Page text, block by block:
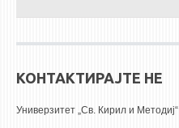
КОНТАКТИРАЈТЕ НЕ
Универзитет „Св. Кирил и Методиј“